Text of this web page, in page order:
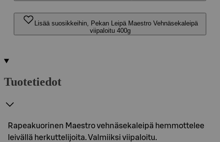
Lisää suosikkeihin, Pekan Leipä Maestro Vehnäsekaleipä
viipaloitu 400g
Tuotetiedot
Rapeakuorinen Maestro vehnäsekaleipä hemmottelee
leivällä herkuttelijoita. Valmiiksi viipaloitu.